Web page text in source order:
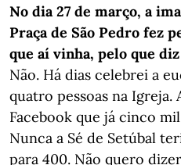
No dia 27 de março, a
Praça de São Pedro fez
que aí vinha, pelo que diz
Não. Há dias celebrei a
quatro pessoas na Igreja.
Facebook que já cinco
Nunca a Sé de Setúbal
para 400. Não quero